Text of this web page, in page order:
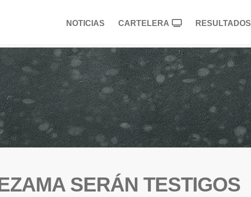
NOTICIAS CARTELERA RESULTADOS
SERÁN TESTIGOS